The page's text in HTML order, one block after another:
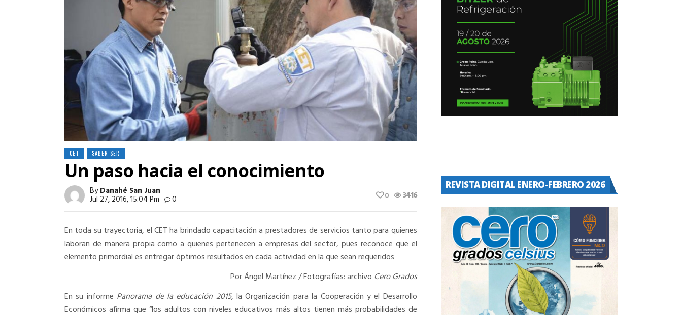
CET SABER SER
Un paso hacia el conocimiento
ByDanahé San Juan
Jul 27, 2016, 15:04 Pm 0 3416
0
En toda su trayectoria, el CET ha brindado capacitación a prestadores de servicios tanto para quienes
laboran de manera propia como a quienes pertenecen a empresas del sector, pues reconoce que el
elemento primordial es entregar óptimos resultados en cada actividad en la que sean requeridos
Por Ángel Martínez / Fotografías: archivo Cero Grados
En su informe Panorama de la educación 2015, la Organización para la Cooperación y el Desarrollo
Económicos afirma que “los adultos con niveles educativos más altos tienen más probabilidades de
REVISTA DIGITAL ENERO-FEBRERO 2026